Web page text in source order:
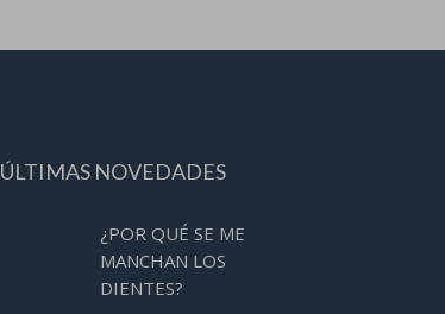
ÚLTIMAS NOVEDADES
¿POR QUÉ SE ME
MANCHAN LOS
DIENTES?